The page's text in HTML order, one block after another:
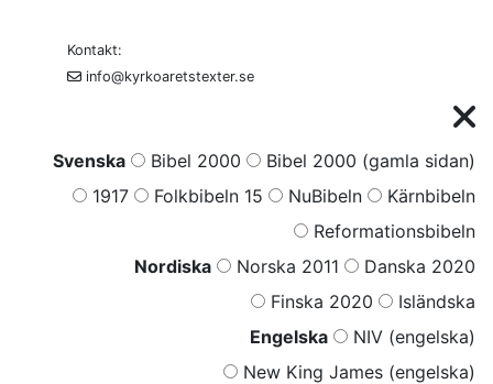
Kontakt:
info@kyrkoaretstexter.se
Svenska Bibel 2000
Bibel 2000 (gamla sidan)
1917
Folkbibeln 15 NuBibeln
Kärnbibeln
Reformationsbibeln
Nordiska
Norska 2011
Danska 2020
Finska 2020
Isländska
Engelska
NIV (engelska)
New King James (engelska)